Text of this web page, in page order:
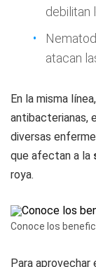
debilitan
atacan
En la misma
antibacterianas,
diversas
que afectan a la
roya.
Conoce los
Para